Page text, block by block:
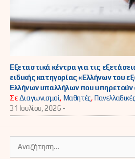
Εξεταστικά κέντρα για τις
ειδικής κατηγορίας «Ελλήνων του
Ελλήνων υπαλλήλων που υπηρετούν
ΣεΔιαγωνισμοί, Μαθητές,
31 Ιουλίου, 2026 -
για: